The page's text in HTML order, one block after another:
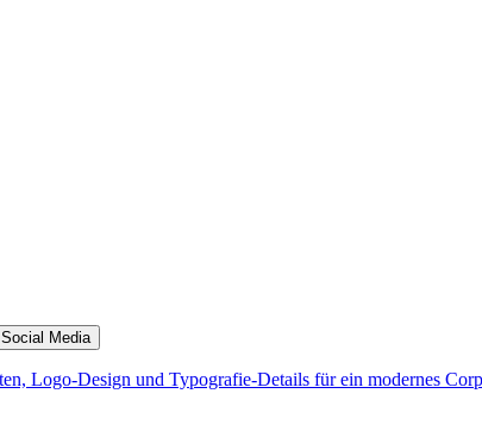
Social Media